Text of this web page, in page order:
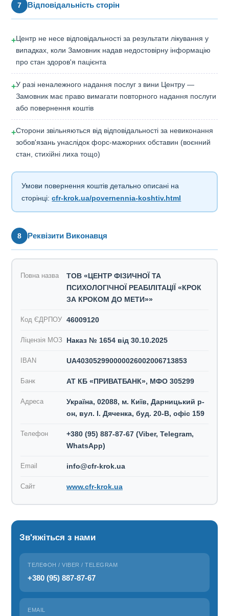
7 Відповідальність сторін
+Центр не несе відповідальності за результати лікування у
випадках, коли Замовник надав недостовірну інформацію
про стан здоров'я пацієнта
+У разі неналежного надання послуг з вини Центру —
Замовник має право вимагати повторного надання послуги
або повернення коштів
+Сторони звільняються від відповідальності за невиконання
зобов'язань унаслідок форс-мажорних обставин (воєнний
стан, стихійні лиха тощо)
Умови повернення коштів детально описані на
сторінці:cfr-krok.ua/povernennia-koshtiv.html
8 Реквізити Виконавця
Повна назва
ТОВ «ЦЕНТР ФІЗИЧНОЇ ТА
ПСИХОЛОГІЧНОЇ РЕАБІЛІТАЦІЇ «КРОК
ЗА КРОКОМ ДО МЕТИ»»
Код ЄДРПОУ 46009120
Ліцензія МОЗ Наказ № 1654 від 30.10.2025
IBAN UA403052990000026002006713853
Банк АТ КБ «ПРИВАТБАНК», МФО 305299
Адреса
Україна, 02088, м. Київ, Дарницький р-
он, вул. І. Дяченка, буд. 20-В, офіс 159
Телефон +380 (95) 887-87-67(Viber, Telegram,
WhatsApp)
Email info@cfr-krok.ua
Сайт www.cfr-krok.ua
Зв'яжіться з нами
ТЕЛЕФОН / VIBER / TELEGRAM
+380 (95) 887-87-67
EMAIL